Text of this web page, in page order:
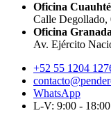
Oficina
Calle
Oficina Granada
Av. Ejército
+52 55 1204
WhatsApp
L-V: 9:00 - 18:00